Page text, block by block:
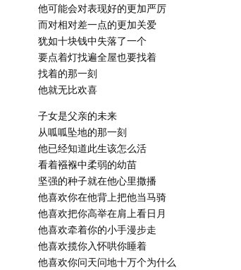
他可能会对表现好的更加严厉
而对相对差一点的更加关爱
犹如十块钱中失落了一个
要点着灯找遍全屋也要找着
找着的那一刻
他就无比欢喜
子女是父亲的未来
从呱呱坠地的那一刻
他已经知道此生该怎么活
看着襁褓中柔弱的幼苗
坚强的种子就在他心里撒播
他喜欢你在他背上把他当马骑
他喜欢把你高举在肩上看日月
他喜欢牵着你的小手漫步走
他喜欢揽你入怀哄你睡着
他喜欢你问天问地十万个为什么